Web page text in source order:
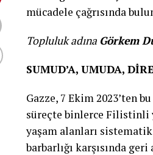
mücadele çağrısında
Topluluk adına Görkem
SUMUD’A, UMUDA,
Gazze, 7 Ekim 2023’ten
süreçte binlerce Filistinli
yaşam alanları
barbarlığı karşısında